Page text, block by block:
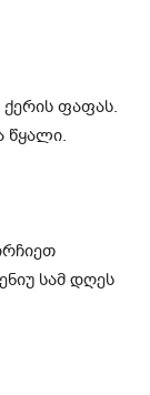
ფაფას.
წყალი.
სამ დღეს